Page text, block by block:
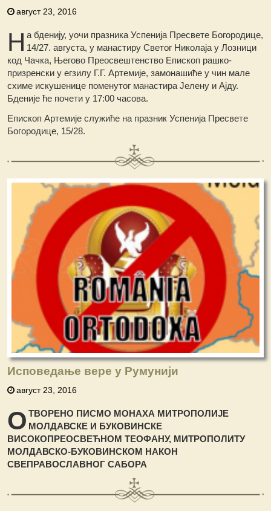
август 23, 2016
Н а бденију, уочи празника Успенија Пресвете Богородице,
14/27. августа, у манастиру Светог Николаја у Лозници
код Чачка, Његово Преосвештенство Епископ рашко-
призренски у егзилу Г.Г. Артемије, замонашиће у чин мале
схиме искушенице поменутог манастира Јелену и Ајду.
Бденије ће почети у 17:00 часова.
Епископ Артемије служиће на празник Успенија Пресвете
Богородице, 15/28.
Исповедање вере у Румунији
август 23, 2016
О ТВОРЕНО ПИСМО МОНАХА МИТРОПОЛИЈЕ
МОЛДАВСКЕ И БУКОВИНСКЕ
ВИСОКОПРЕОСВЕЋНОМ ТЕОФАНУ, МИТРОПОЛИТУ
МОЛДАВСКО-БУКОВИНСКОМ НАКОН
СВЕПРАВОСЛАВНОГ САБОРА